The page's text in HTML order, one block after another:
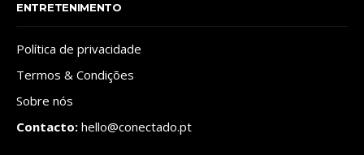
ENTRETENIMENTO
Política de privacidade
Termos & Condições
Sobre nós
Contacto: hello@conectado.pt